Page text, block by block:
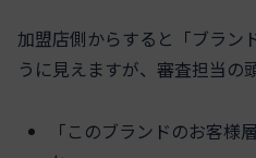
加盟店側からすると「ブラン
うに見えますが、審査担当の
「このブランドのお客様